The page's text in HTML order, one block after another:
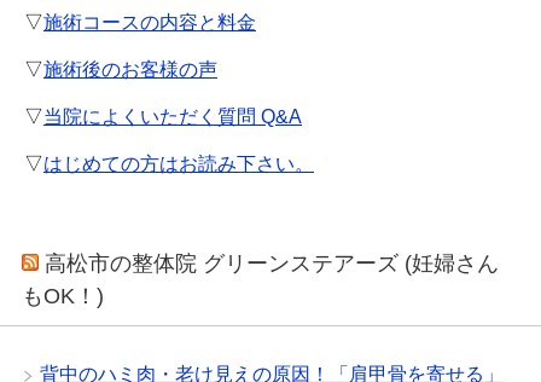
▽施術コースの内容と料金
▽施術後のお客様の声
▽当院によくいただく質問 Q&A
▽はじめての方はお読み下さい。
高松市の整体院 グリーンステアーズ (妊婦さん
もOK！)
背中のハミ肉・老け見えの原因！「肩甲骨を寄せる」